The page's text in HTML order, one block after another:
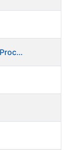
OE 08/19 - Técnico de Ingeniería y Procesos Productivos. Departamento de Timbre